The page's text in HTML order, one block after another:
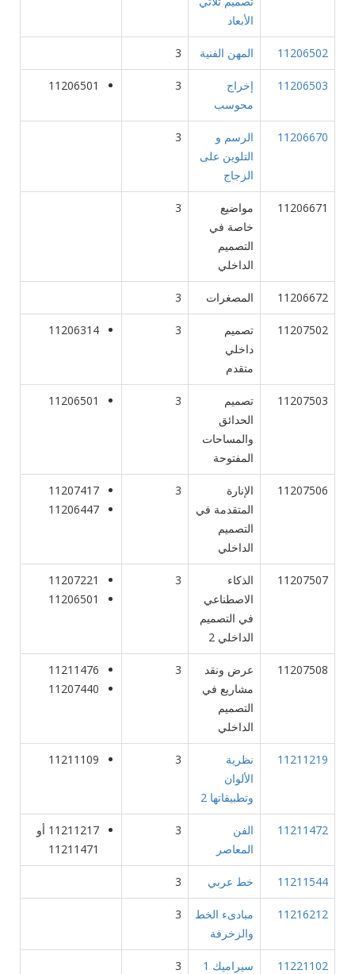
الأبعاد
11206502 المهن الفنية 3
11206503
إخراج
محوسب
3
11206501
11206670
الرسم و
التلوين على
الزجاج
3
11206671
مواضيع
خاصة في
التصميم
الداخلي
3
11206672 المصغرات 3
11207502
تصميم
داخلي
متقدم
3
11206314
11207503
تصميم
الحدائق
والمساحات
المفتوحة
3
11206501
11207506
الإنارة
المتقدمة في
التصميم
الداخلي
3
11207417
11206447
11207507
الذكاء
الاصطناعي
في التصميم
الداخلي 2
3
11207221
11206501
11207508
عرض ونقد
مشاريع في
التصميم
الداخلي
3
11211476
11207440
11211219
نظرية
الألوان
وتطبيقاتها 2
3
11211109
11211472
الفن
المعاصر
3
11211217 أو
11211471
11211544 خط عربي 3
11216212
مبادىء الخط
والزخرفة
3
11221102 سيراميك 1 3